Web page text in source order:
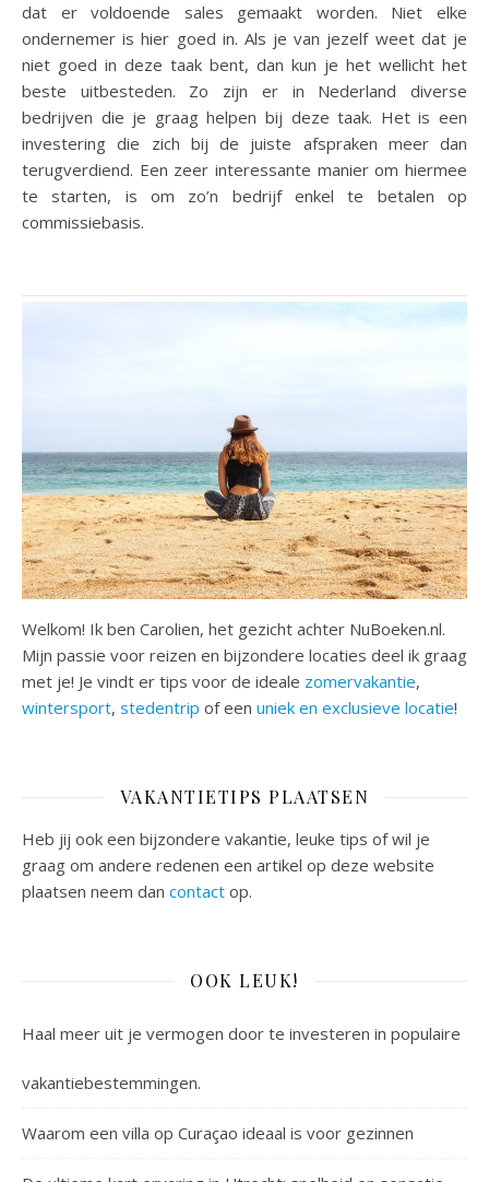
dat er voldoende sales gemaakt worden. Niet elke
ondernemer is hier goed in. Als je van jezelf weet dat je
niet goed in deze taak bent, dan kun je het wellicht het
beste uitbesteden. Zo zijn er in Nederland diverse
bedrijven die je graag helpen bij deze taak. Het is een
investering die zich bij de juiste afspraken meer dan
terugverdiend. Een zeer interessante manier om hiermee
te starten, is om zo’n bedrijf enkel te betalen op
commissiebasis.
Welkom! Ik ben Carolien, het gezicht achter NuBoeken.nl.
Mijn passie voor reizen en bijzondere locaties deel ik graag
met je! Je vindt er tips voor de ideale zomervakantie,
wintersport, stedentrip of een uniek en exclusieve locatie!
VAKANTIETIPS PLAATSEN
Heb jij ook een bijzondere vakantie, leuke tips of wil je
graag om andere redenen een artikel op deze website
plaatsen neem dan contact op.
OOK LEUK!
Haal meer uit je vermogen door te investeren in populaire
vakantiebestemmingen.
Waarom een villa op Curaçao ideaal is voor gezinnen